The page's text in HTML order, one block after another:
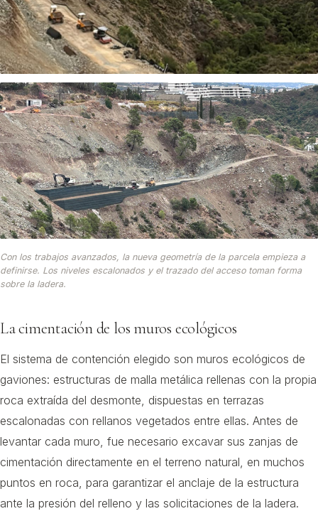
Con los trabajos avanzados, la nueva geometría de la parcela empieza a
definirse. Los niveles escalonados y el trazado del acceso toman forma
sobre la ladera.
La cimentación de los muros ecológicos
El sistema de contención elegido son muros ecológicos de
gaviones: estructuras de malla metálica rellenas con la propia
roca extraída del desmonte, dispuestas en terrazas
escalonadas con rellanos vegetados entre ellas. Antes de
levantar cada muro, fue necesario excavar sus zanjas de
cimentación directamente en el terreno natural, en muchos
puntos en roca, para garantizar el anclaje de la estructura
ante la presión del relleno y las solicitaciones de la ladera.